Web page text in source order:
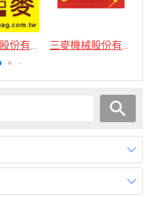
德麥食品股份有限公司 三麥機械股份有限公司